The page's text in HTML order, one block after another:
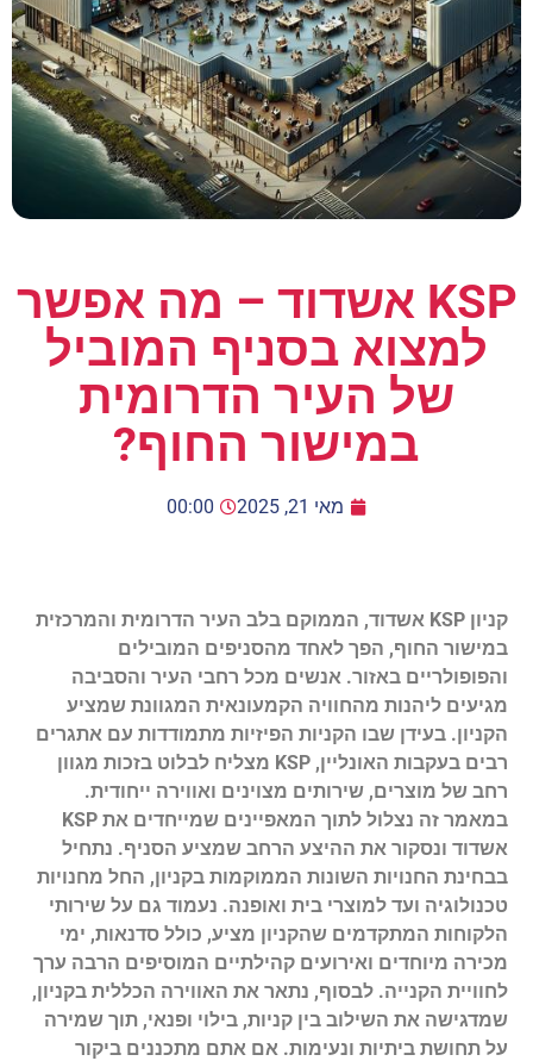
KSP אשדוד – מה אפשר
למצוא בסניף המוביל
של העיר הדרומית
במישור החוף?
מאי 21, 2025 00:00
קניון KSP אשדוד, הממוקם בלב העיר הדרומית והמרכזית
במישור החוף, הפך לאחד מהסניפים המובילים
והפופולריים באזור. אנשים מכל רחבי העיר והסביבה
מגיעים ליהנות מהחוויה הקמעונאית המגוונת שמציע
הקניון. בעידן שבו הקניות הפיזיות מתמודדות עם אתגרים
רבים בעקבות האונליין, KSP מצליח לבלוט בזכות מגוון
רחב של מוצרים, שירותים מצוינים ואווירה ייחודית.
במאמר זה נצלול לתוך המאפיינים שמייחדים את KSP
אשדוד ונסקור את ההיצע הרחב שמציע הסניף. נתחיל
בבחינת החנויות השונות הממוקמות בקניון, החל מחנויות
טכנולוגיה ועד למוצרי בית ואופנה. נעמוד גם על שירותי
הלקוחות המתקדמים שהקניון מציע, כולל סדנאות, ימי
מכירה מיוחדים ואירועים קהילתיים המוסיפים הרבה ערך
לחוויית הקנייה. לבסוף, נתאר את האווירה הכללית בקניון,
שמדגישה את השילוב בין קניות, בילוי ופנאי, תוך שמירה
על תחושת ביתיות ונעימות. אם אתם מתכננים ביקור